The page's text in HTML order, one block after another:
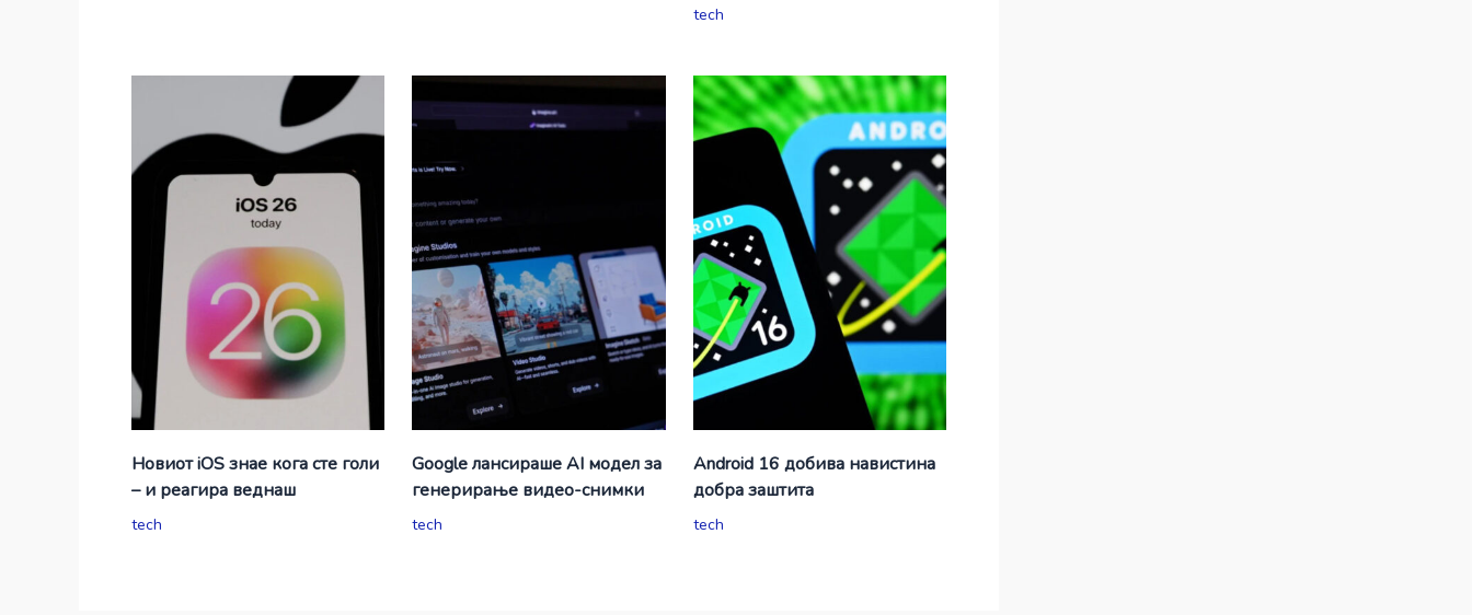
tech
Новиот iOS знае кога сте голи
– и реагира веднаш
tech
Google лансираше AI модел за
генерирање видео-снимки
tech
Android 16 добива навистина
добра заштита
tech